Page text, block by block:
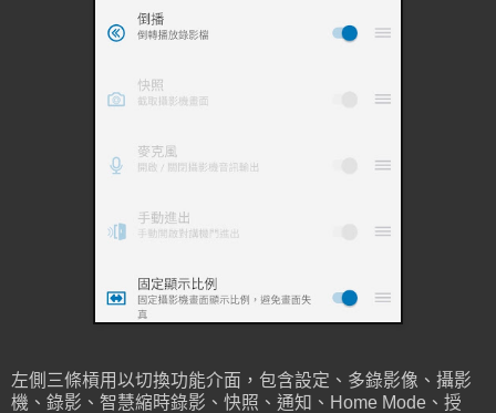
左側三條槓用以切換功能介面，包含設定、多錄影像、攝影
機、錄影、智慧縮時錄影、快照、通知、Home Mode、授